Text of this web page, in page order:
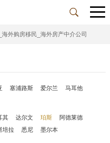
外购房移民_海外房产中介公司
塞浦路斯 爱尔兰
马耳他
其 达尔文 珀斯
阿德莱德
培拉 悉尼 墨尔本